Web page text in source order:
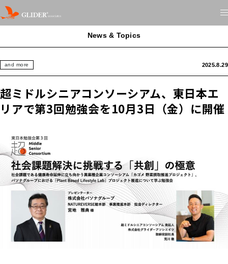
News & Topics
and more 2025.8.29
超ミドルシニアコンソーシアム、東日本エ
リアで第3回勉強会を10月3日（金）に開催